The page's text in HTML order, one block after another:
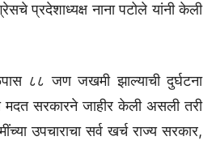
प्रदेशाध्यक्ष नाना पटोले यांनी केली
८८ जण जखमी झाल्याची दुर्घटना
मदत सरकारने जाहीर केली असली तरी
उपचाराचा सर्व खर्च राज्य सरकार,